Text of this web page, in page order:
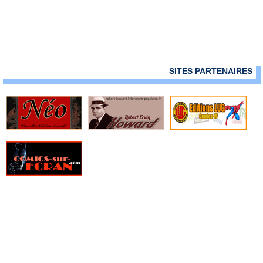
» Shazam (Pop Magazine)
» Shazam Spécial Géant
» Spectral - Comics Pocket - Serie 1
» Spectral - Comics Pocket - Serie 2
» Spectral - Pocket - DC Arédit - Serie 3
» Star Flash - Arédit DC Couleur
» Star Trek
» Star Trek Spécial
SITES PARTENAIRES